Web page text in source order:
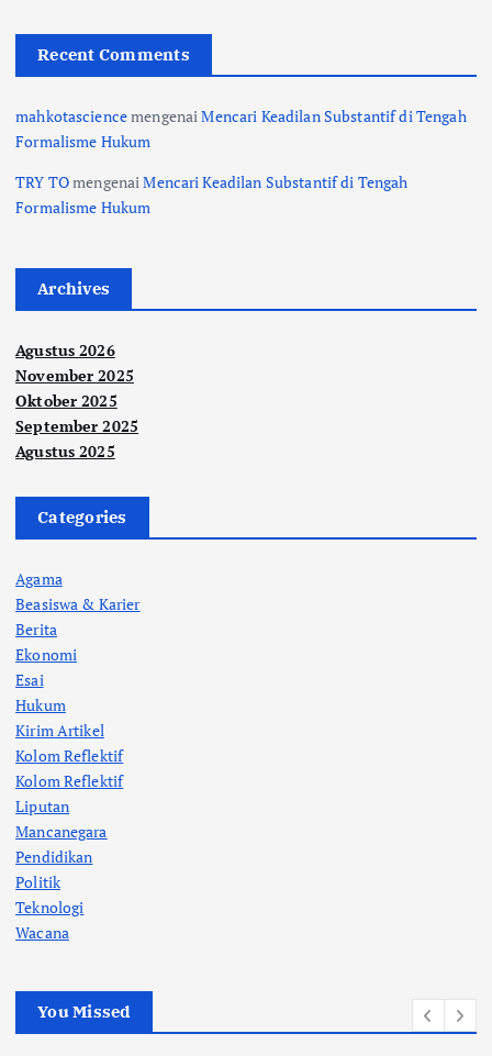
Recent Comments
mahkotasciencemengenaiMencari Keadilan Substantif di Tengah
Formalisme Hukum
TRY TOmengenaiMencari Keadilan Substantif di Tengah
Formalisme Hukum
Archives
Agustus 2026
November 2025
Oktober 2025
September 2025
Agustus 2025
Categories
Agama
Beasiswa & Karier
Berita
Ekonomi
Esai
Hukum
Kirim Artikel
Kolom Reflektif
Kolom Reflektif
Liputan
Mancanegara
Pendidikan
Politik
Teknologi
Wacana
You Missed